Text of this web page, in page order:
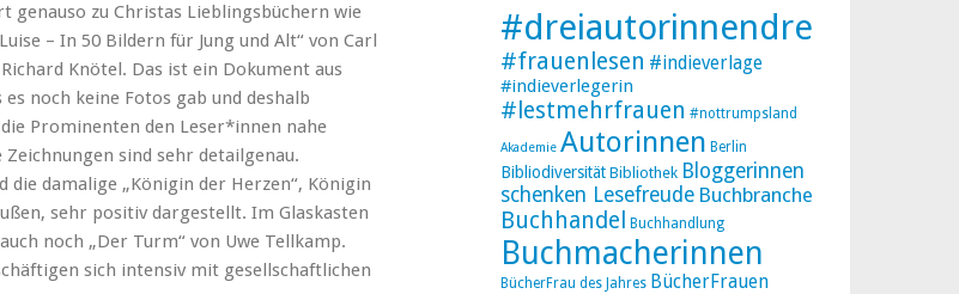
genauso zu Christas Lieblingsbüchern wie
– In 50 Bildern für Jung und Alt“ von Carl
Knötel. Das ist ein Dokument aus
noch keine Fotos gab und deshalb
Prominenten den Leser*innen nahe
sind sehr detailgenau.
die damalige „Königin der Herzen“, Königin
sehr positiv dargestellt. Im Glaskasten
noch „Der Turm“ von Uwe Tellkamp.
sich intensiv mit gesellschaftlichen
#dreiautorinnendreibücher
#frauenlesen #indieverlage
#indieverlegerin
#lestmehrfrauen #nottrumpsland
Akademie Autorinnen Berlin
Bibliodiversität Bibliothek Bloggerinnen
schenken Lesefreude Buchbranche
Buchhandel Buchhandlung
Buchmacherinnen
BücherFrau des Jahres BücherFrauen